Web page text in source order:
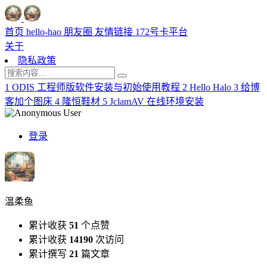
首页 hello-hao 朋友圈 友情链接 172号卡平台
关于
隐私政策
1 ODIS 工程师版软件安装与初始使用教程 2 Hello Halo 3 给博
客加个图床 4 隆恒鞋材 5 JclamAV 在线环境安装
登录
温柔鱼
累计收获 51 个点赞
累计收获 14190 次访问
累计撰写 21 篇文章